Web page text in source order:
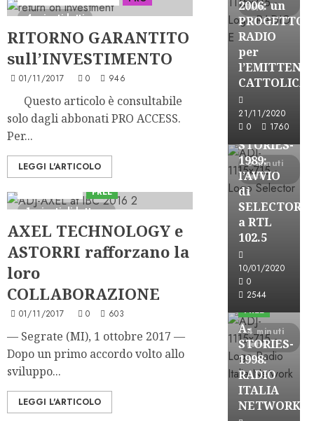
4 minuti letti
RITORNO GARANTITO
sull’INVESTIMENTO
01/11/2017 0 946
Questo articolo è consultabile
solo dagli abbonati PRO ACCESS.
Per...
LEGGI L'ARTICOLO
1 minuti di lettura
FREE
AXEL TECHNOLOGY e
ASTORRI rafforzano la
loro
COLLABORAZIONE
01/11/2017 0 603
— Segrate (MI), 1 ottobre 2017 —
Dopo un primo accordo volto allo
sviluppo...
LEGGI L'ARTICOLO
letti
2006: un
PROGETTO
RADIO
per
CATTOLICA
21/11/2020
0
1760
6 minuti
letti
A-Stories
FREE
A-
STORIES-
1989:
l’AVVIO
di
SELECTOR
a RTL
102.5
10/01/2020
0
2544
4 minuti
letti
A-Stories
Formazione
FREE
A-
STORIES-
1998:
RADIO
ITALIA
NETWORK
A-Stories